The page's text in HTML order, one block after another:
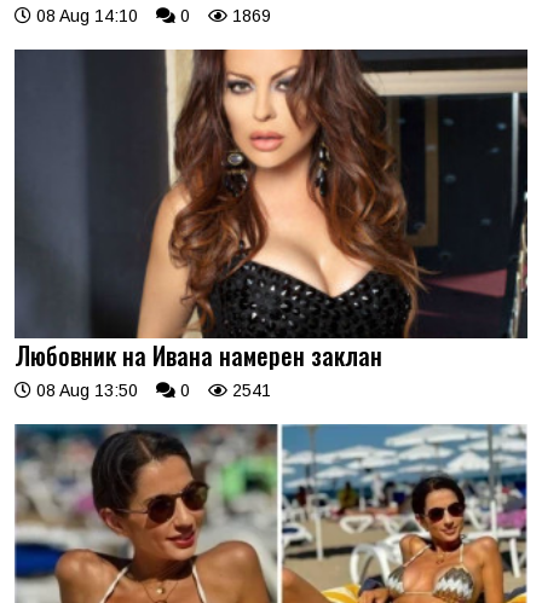
08 Aug 14:10 0 1869
Любовник на Ивана намерен заклан
08 Aug 13:50 0 2541